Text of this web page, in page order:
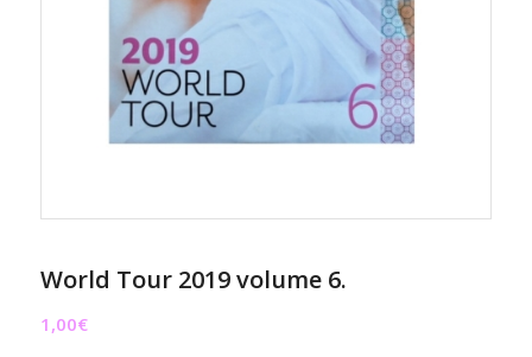
World Tour 2019 volume 6.
1,00€